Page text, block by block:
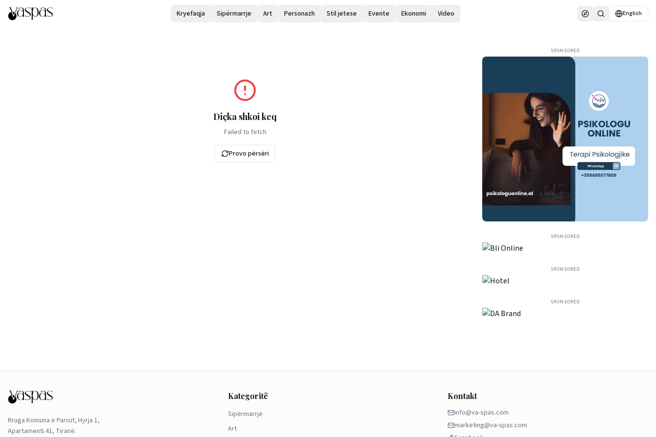
Kryefaqja Sipërmarrje Art Personazh Stil jetese Evente Ekonomi Video English
Diçka shkoi keq
Failed to fetch
Provo përsëri
SPONSORED
SPONSORED
SPONSORED
SPONSORED
Rruga Komuna e Parisit, Hyrja 1,
Apartamenti 41, Tiranë.
Kategoritë
Sipërmarrje
Art
Kontakt
info@va-spas.com
marketing@va-spas.com